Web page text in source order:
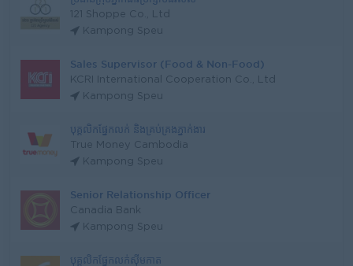
121 Shoppe Co., Ltd
Kampong Speu
Sales Supervisor (Food & Non-Food)
KCRI International Cooperation Co., Ltd
Kampong Speu
បុគ្គលិកផ្នែកលក់ ​​និងគ្រប់គ្រងភ្នាក់ងារ​
True Money Cambodia
Kampong Speu
Senior Relationship Officer
Canadia Bank
Kampong Speu
បុគ្គលិកផ្នែកលក់ស៊ីមកាត